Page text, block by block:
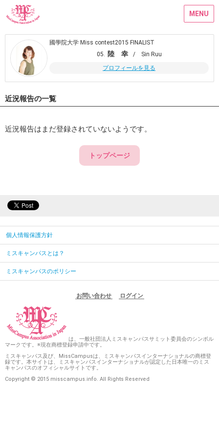
MENU
國學院大学 Miss contest2015 FINALIST
05. 陸 幸
/ Sin Ruu
プロフィールを見る
近況報告の一覧
近況報告はまだ登録されていないようです。
トップページ
個人情報保護方針
ミスキャンパスとは？
ミスキャンパスのポリシー
お問い合わせ ログイン
は、一般社団法人ミスキャンパスサミット委員会のシンボル
マークです。※現在商標登録申請中です。
ミスキャンパス及び、MissCampusは、ミスキャンパスインターナショナルの商標登
録です。本サイトは、ミスキャンパスインターナショナルが認定した日本唯一のミス
キャンパスのオフィシャルサイトです。
Copyright © 2015 misscampus.info. All Rights Reserved